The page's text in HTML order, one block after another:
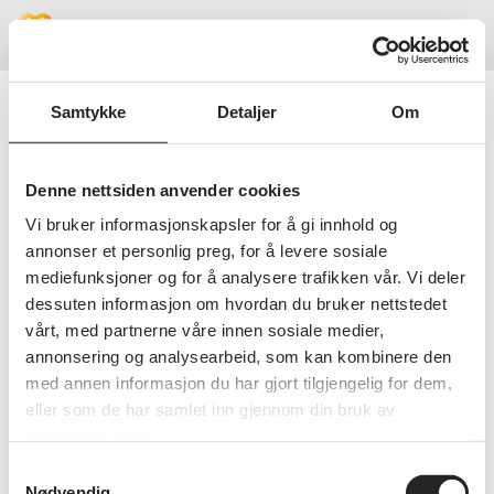
Samtykke Detaljer Om
Denne nettsiden anvender cookies
Vi bruker informasjonskapsler for å gi innhold og
annonser et personlig preg, for å levere sosiale
mediefunksjoner og for å analysere trafikken vår. Vi deler
dessuten informasjon om hvordan du bruker nettstedet
vårt, med partnerne våre innen sosiale medier,
annonsering og analysearbeid, som kan kombinere den
med annen informasjon du har gjort tilgjengelig for dem,
eller som de har samlet inn gjennom din bruk av
Meny
Pensjonistforbundet
TELEFONNUMMER
22348770
BESØKSADRESSE
Postboks 6714, St. Olavs Plass
0130 OSLO
EPOST-ADRESSE
medlem@pensjonistforbundet.no